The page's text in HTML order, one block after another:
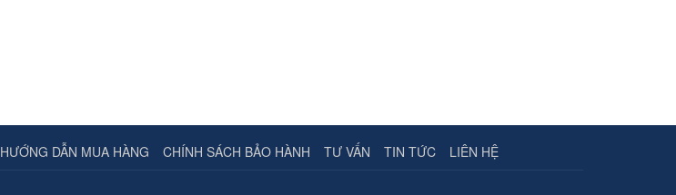
HƯỚNG DẪN MUA HÀNG CHÍNH SÁCH BẢO HÀNH TƯ VẤN TIN TỨC LIÊN HỆ